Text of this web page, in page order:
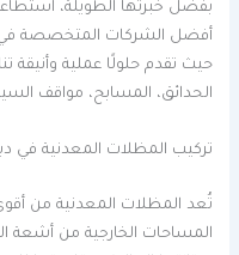
بفضل خبرتها الطويلة،
أفضل الشركات المتخصصة في
حيث تقدم حلولًا عملية
الحدائق، المسابح، مواقف
تركيب المظلات المعدنية في
تُعد المظلات المعدنية من
المساحات الخارجية من أشعة